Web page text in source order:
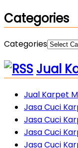
Categories
Categories
Jual
Jual Karpet
Jasa Cuci
Jasa Cuci
Jasa Cuci
Jasa Cuci